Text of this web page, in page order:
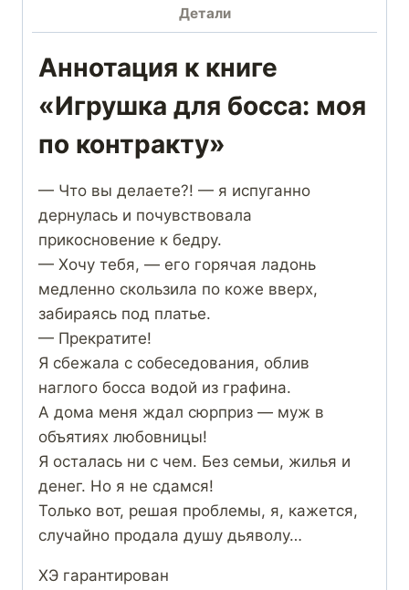
Детали
Аннотация к книге
«Игрушка для босса: моя
по контракту»
— Что вы делаете?! — я испуганно
дернулась и почувствовала
прикосновение к бедру.
— Хочу тебя, — его горячая ладонь
медленно скользила по коже вверх,
забираясь под платье.
— Прекратите!
Я сбежала с собеседования, облив
наглого босса водой из графина.
А дома меня ждал сюрприз — муж в
объятиях любовницы!
Я осталась ни с чем. Без семьи, жилья и
денег. Но я не сдамся!
Только вот, решая проблемы, я, кажется,
случайно продала душу дьяволу…
ХЭ гарантирован